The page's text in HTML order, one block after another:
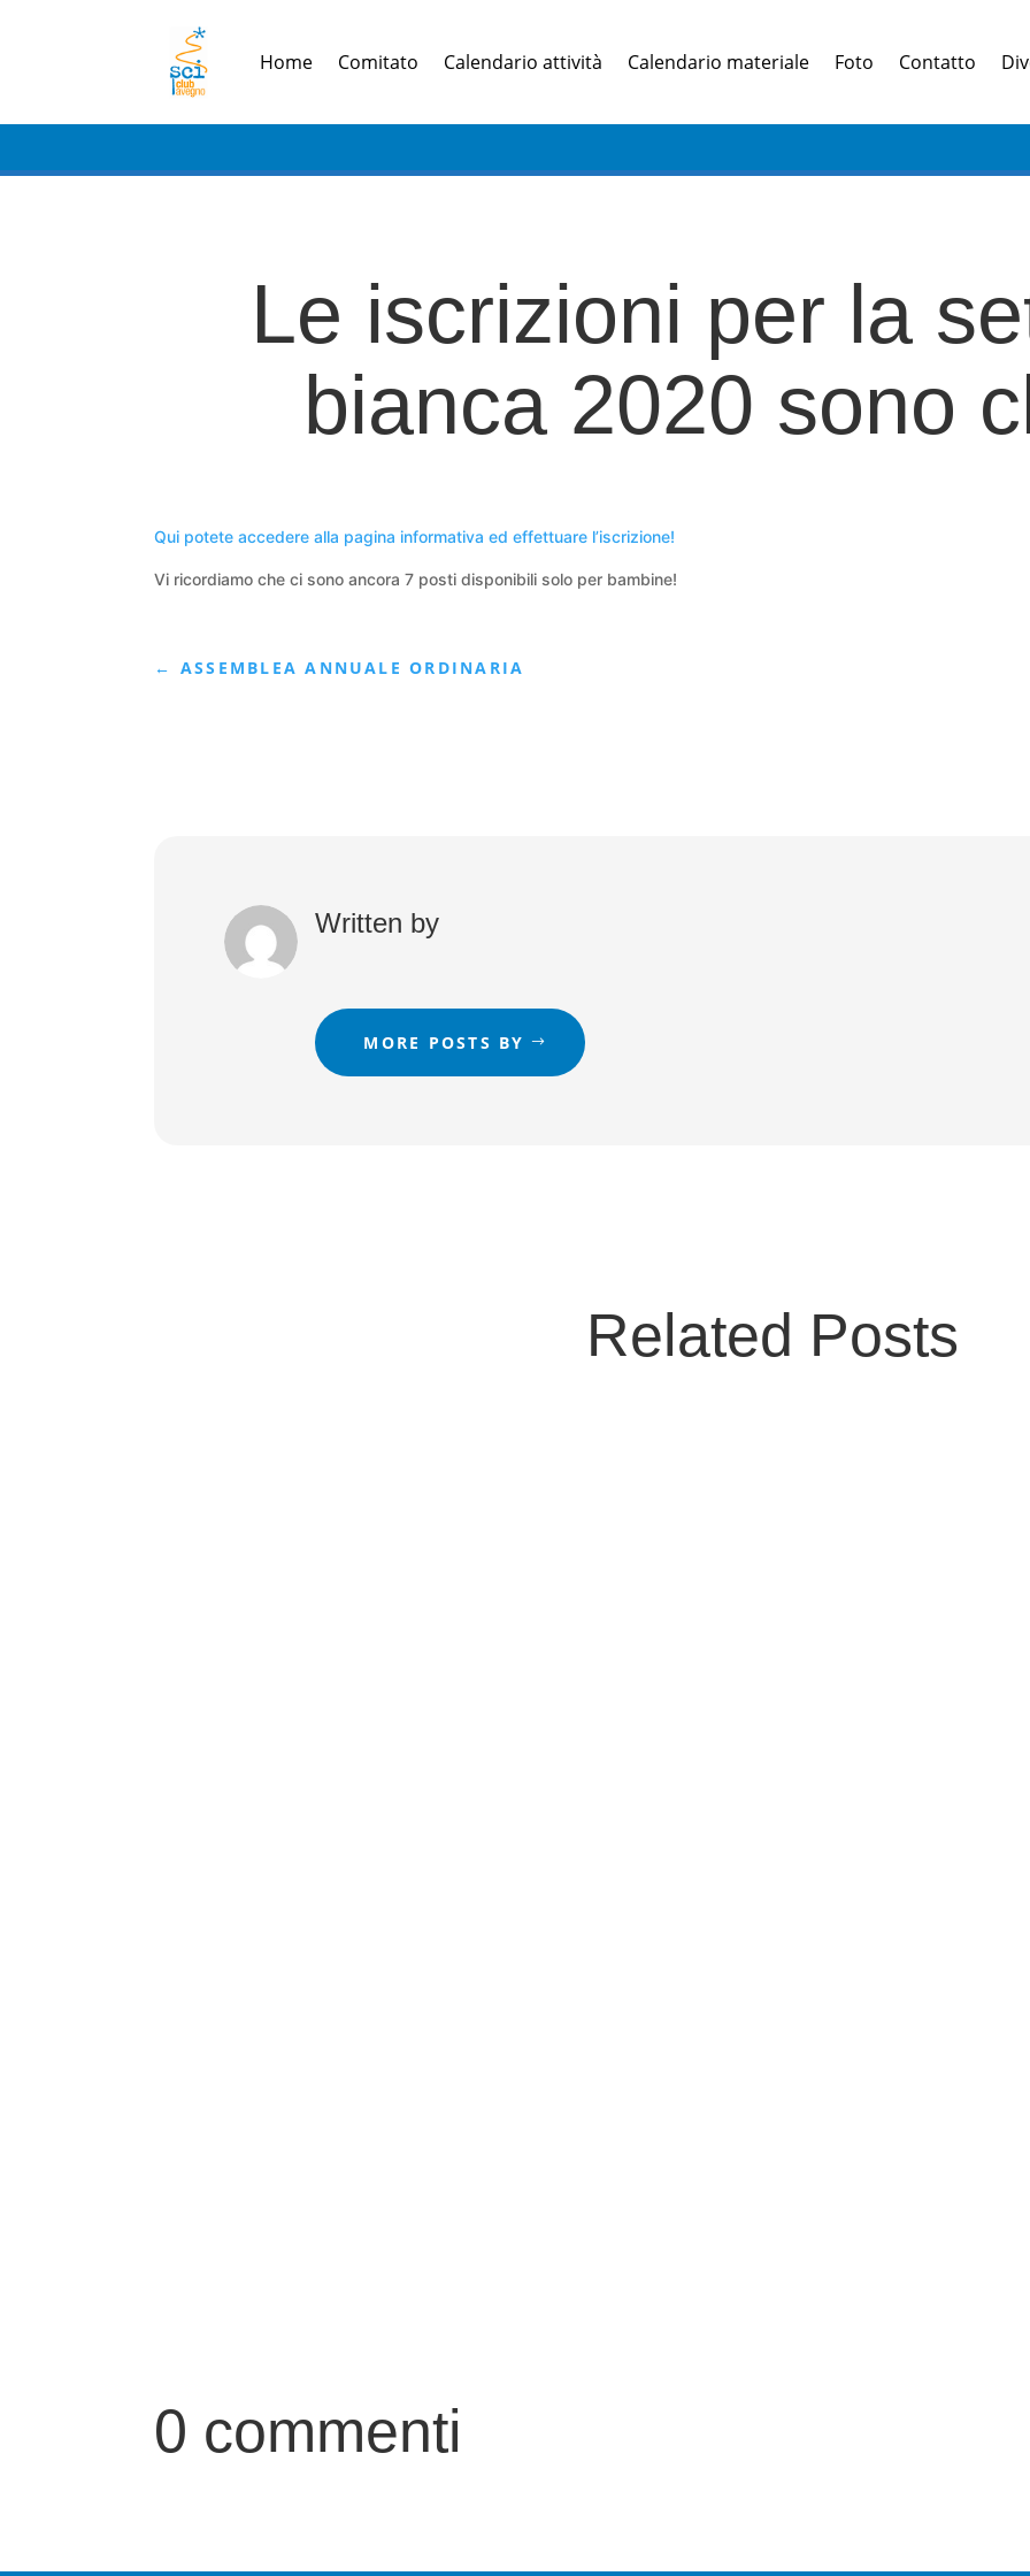
Home Comitato Calendario attività Calendario materiale Foto Contatto
Le iscrizioni per la
bianca 2020 sono
Qui potete accedere alla pagina informativa ed effettuare l’iscrizione!
Vi ricordiamo che ci sono ancora 7 posti disponibili solo per bambine!
← ASSEMBLEA ANNUALE ORDINARIA
Written by
MORE POSTS BY
Related Posts
0 commenti